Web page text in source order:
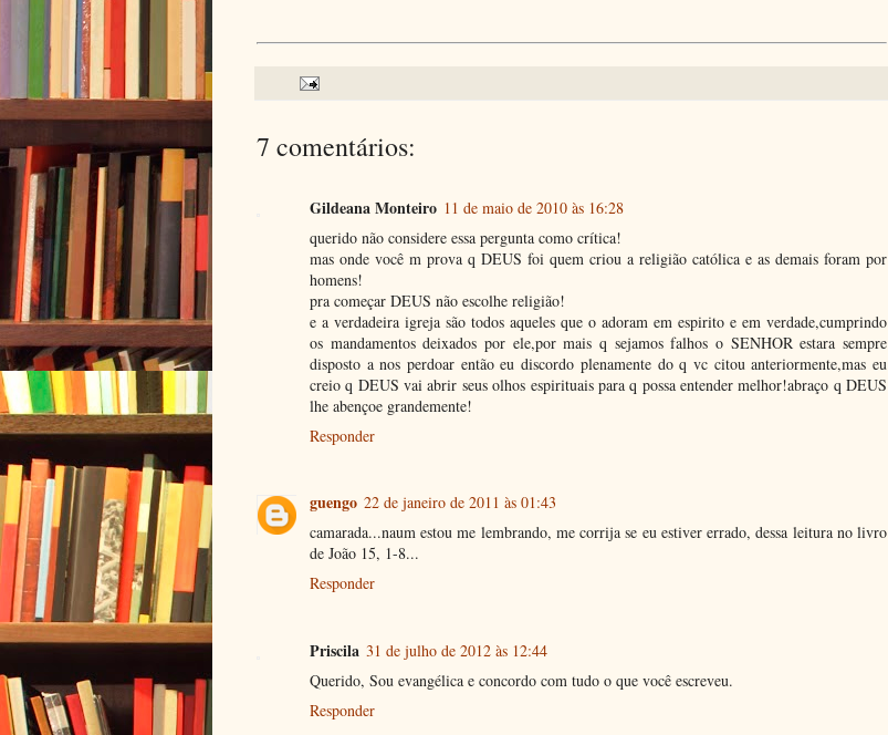
7 comentários:
Gildeana Monteiro 11 de maio de 2010 às 16:28
querido não considere essa pergunta como crítica!
mas onde você m prova q DEUS foi quem criou a religião católica e as demais foram por
homens!
pra começar DEUS não escolhe religião!
e a verdadeira igreja são todos aqueles que o adoram em espirito e em verdade,cumprindo
os mandamentos deixados por ele,por mais q sejamos falhos o SENHOR estara sempre
disposto a nos perdoar então eu discordo plenamente do q vc citou anteriormente,mas eu
creio q DEUS vai abrir seus olhos espirituais para q possa entender melhor!abraço q DEUS
lhe abençoe grandemente!
Responder
guengo 22 de janeiro de 2011 às 01:43
camarada...naum estou me lembrando, me corrija se eu estiver errado, dessa leitura no livro
de João 15, 1-8...
Responder
Priscila 31 de julho de 2012 às 12:44
Querido, Sou evangélica e concordo com tudo o que você escreveu.
Responder